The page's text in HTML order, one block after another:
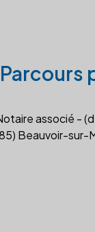
Parcours
associé -
Beauvoir-sur-